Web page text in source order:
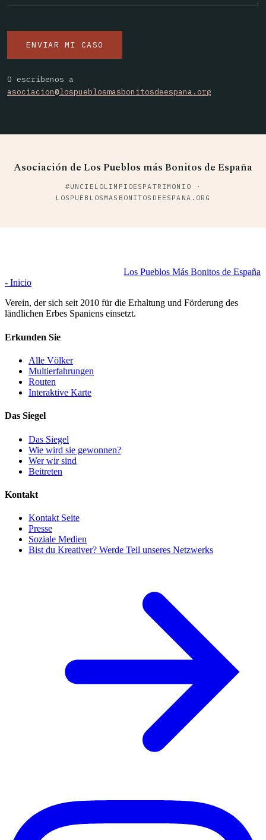
ENVIAR MI CASO
O escríbenos a
asociacion@lospueblosmasbonitosdeespana.org
Asociación de Los Pueblos más Bonitos de España
#UNCIELOLIMPIOESPATRIMONIO ·
LOSPUEBLOSMASBONITOSDEESPANA.ORG
Los Pueblos Más Bonitos de España
- Inicio
Verein, der sich seit 2010 für die Erhaltung und Förderung des
ländlichen Erbes Spaniens einsetzt.
Erkunden Sie
Alle Völker
Multierfahrungen
Routen
Interaktive Karte
Das Siegel
Das Siegel
Wie wird sie gewonnen?
Wer wir sind
Beitreten
Kontakt
Kontakt Seite
Presse
Soziale Medien
Bist du Kreativer? Werde Teil unseres Netzwerks